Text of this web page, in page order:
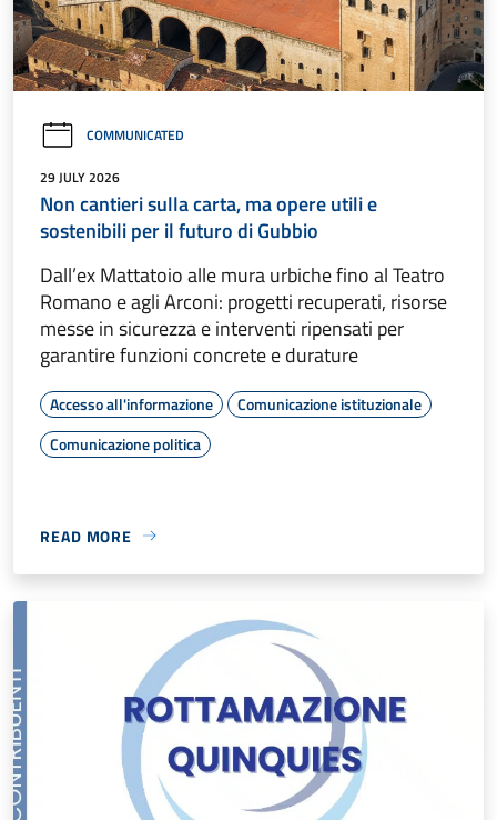
COMMUNICATED
29 JULY 2026
Non cantieri sulla carta, ma opere utili e
sostenibili per il futuro di Gubbio
Dall’ex Mattatoio alle mura urbiche fino al Teatro
Romano e agli Arconi: progetti recuperati, risorse
messe in sicurezza e interventi ripensati per
garantire funzioni concrete e durature
Accesso all'informazione
Comunicazione istituzionale
Comunicazione politica
READ MORE